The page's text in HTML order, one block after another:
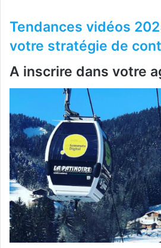
Tendances vidéos
votre stratégie de
A inscrire dans votre